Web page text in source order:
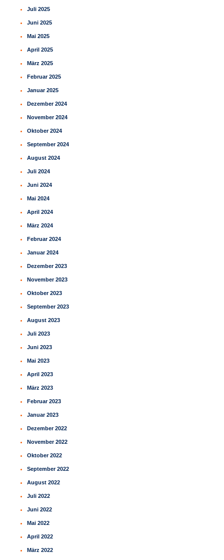
Juli 2025
Juni 2025
Mai 2025
April 2025
März 2025
Februar 2025
Januar 2025
Dezember 2024
November 2024
Oktober 2024
September 2024
August 2024
Juli 2024
Juni 2024
Mai 2024
April 2024
März 2024
Februar 2024
Januar 2024
Dezember 2023
November 2023
Oktober 2023
September 2023
August 2023
Juli 2023
Juni 2023
Mai 2023
April 2023
März 2023
Februar 2023
Januar 2023
Dezember 2022
November 2022
Oktober 2022
September 2022
August 2022
Juli 2022
Juni 2022
Mai 2022
April 2022
März 2022